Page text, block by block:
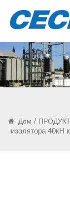
Дом /
изолятора 40кН